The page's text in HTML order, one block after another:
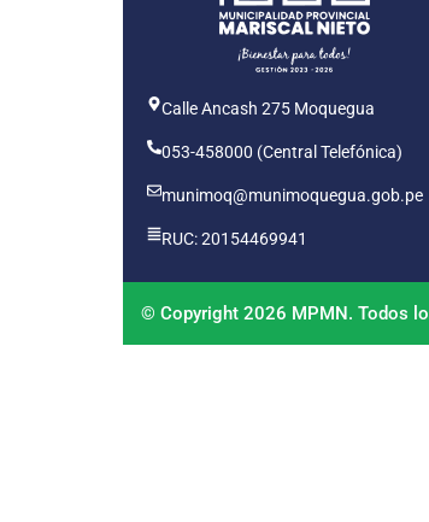
Calle Ancash 275 Moquegua
053-458000 (Central Telefónica)
munimoq@munimoquegua.gob.pe
RUC: 20154469941
© Copyright 2026 MPMN. Todos